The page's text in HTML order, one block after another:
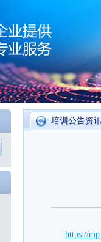
培训公告资
https://